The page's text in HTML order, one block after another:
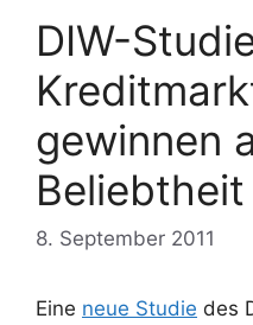
DIW-
gewinnen
Beliebtheit
8. September 2011
Eine neue Studie des